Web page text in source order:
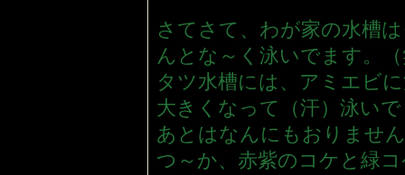
さてさて、わが家の水槽
んとな～く泳いでます。
タツ水槽には、アミエビ
大きくなって（汗）泳い
あとはなんにもおりませ
つ～か、赤紫のコケと緑